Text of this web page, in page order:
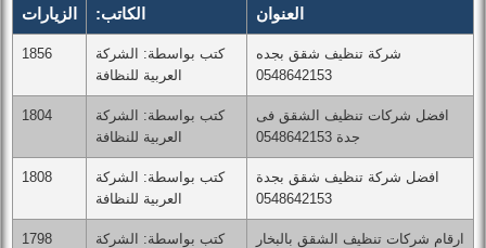
العنوان الكاتب: الزيارات
شركة تنظيف شقق بجده
0548642153
كتب بواسطة: الشركة
العربية للنظافة
1856
افضل شركات تنظيف الشقق فى
جدة 0548642153
كتب بواسطة: الشركة
العربية للنظافة
1804
افضل شركة تنظيف شقق بجدة
0548642153
كتب بواسطة: الشركة
العربية للنظافة
1808
ارقام شركات تنظيف الشقق بالبخار
كتب بواسطة: الشركة
1798